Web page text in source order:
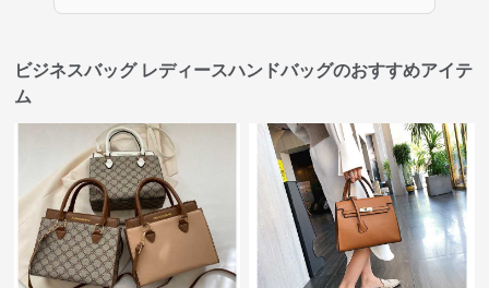
ビジネスバッグ レディースハンドバッグのおすすめアイテ
ム